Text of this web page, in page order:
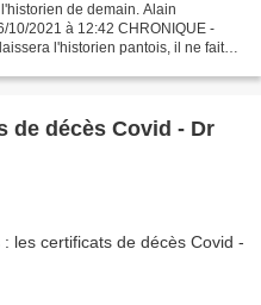
de demain. Alain
10/2021 à 12:42 CHRONIQUE -
l'historien pantois, il ne fait
de décès Covid - Dr